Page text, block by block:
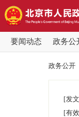
要闻动态 政务公
政务公开
[发
[有